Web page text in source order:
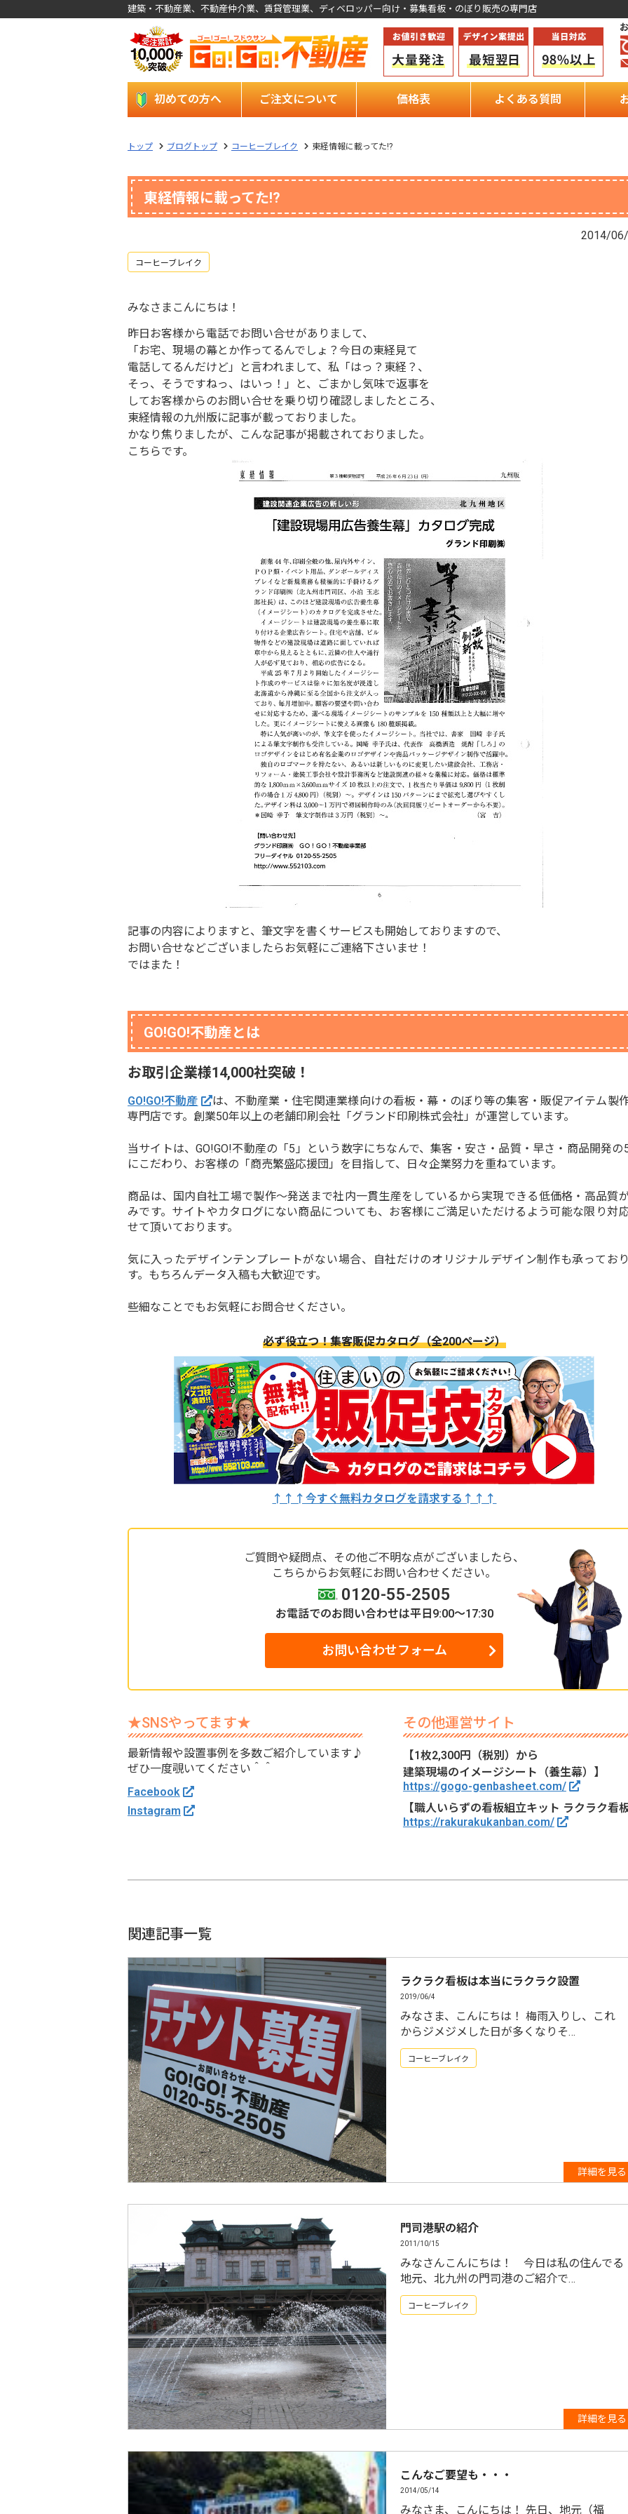
建築・不動産業、不動産仲介業、賃貸管理業、ディベロッパー向け・募集看板・のぼり販売の専門店
初めての方へ ご注文について 価格表 よくある質問
トップ ブログトップ コーヒーブレイク 東経情報に載ってた!?
東経情報に載ってた!?
2014/
コーヒーブレイク
みなさまこんにちは！
昨日お客様から電話でお問い合せがありまして、
「お宅、現場の幕とか作ってるんでしょ？今日の東経見て
電話してるんだけど」と言われまして、私「はっ？東経？、
そっ、そうですねっ、はいっ！」と、ごまかし気味で返事を
してお客様からのお問い合せを乗り切り確認しましたところ、
東経情報の九州版に記事が載っておりました。
かなり焦りましたが、こんな記事が掲載されておりました。
こちらです。
記事の内容によりますと、筆文字を書くサービスも開始しておりますので、
お問い合せなどございましたらお気軽にご連絡下さいませ！
ではまた！
GO!GO!不動産とは
お取引企業様14,000社突破！
GO!GO!不動産
は、不動産業・住宅関連業様向けの看板・幕・のぼり等の集客・販促アイテム製
専門店です。創業50年以上の老舗印刷会社「グランド印刷株式会社」が運営しています。
当サイトは、GO!GO!不動産の「5」という数字にちなんで、集客・安さ・品質・早さ・商品開発の
にこだわり、お客様の「商売繁盛応援団」を目指して、日々企業努力を重ねています。
商品は、国内自社工場で製作〜発送まで社内一貫生産をしているから実現できる低価格・高品質
みです。サイトやカタログにない商品についても、お客様にご満足いただけるよう可能な限り対
せて頂いております。
気に入ったデザインテンプレートがない場合、自社だけのオリジナルデザイン制作も承ってお
す。もちろんデータ入稿も大歓迎です。
些細なことでもお気軽にお問合せください。
必ず役立つ！集客販促カタログ（全200ページ）
↑↑↑今すぐ無料カタログを請求する↑↑↑
ご質問や疑問点、その他ご不明な点がございましたら、
こちらからお気軽にお問い合わせください。
0120-55-2505
お電話でのお問い合わせは平日9:00～17:30
お問い合わせフォーム
★SNSやってます★
最新情報や設置事例を多数ご紹介しています♪
ぜひ一度覗いてください＾＾
Facebook
Instagram
その他運営サイト
【1枚2,300円（税別）から
建築現場のイメージシート（養生幕）】
https://gogo-genbasheet.com/
【職人いらずの看板組立キット ラクラク看
https://rakurakukanban.com/
関連記事一覧
ラクラク看板は本当にラクラク設置
2019/06/4
みなさま、こんにちは！ 梅雨入りし、これ
からジメジメした日が多くなりそ…
コーヒーブレイク
詳細を見る
門司港駅の紹介
2011/10/15
みなさんこんにちは！ 今日は私の住んでる
地元、北九州の門司港のご紹介で…
コーヒーブレイク
詳細を見る
こんなご要望も・・・
2014/05/14
みなさま、こんにちは！ 先日、地元（福